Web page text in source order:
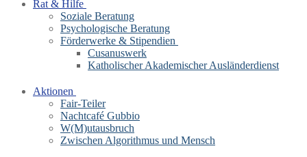
Rat & Hilfe
Soziale Beratung
Psychologische Beratung
Förderwerke & Stipendien
Cusanuswerk
Katholischer Akademischer Ausländerdienst
Aktionen
Fair-Teiler
Nachtcafé Gubbio
W(M)utausbruch
Zwischen Algorithmus und Mensch